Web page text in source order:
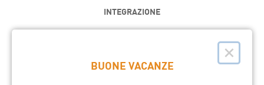
INTEGRAZIONE
×
BUONE VACANZE